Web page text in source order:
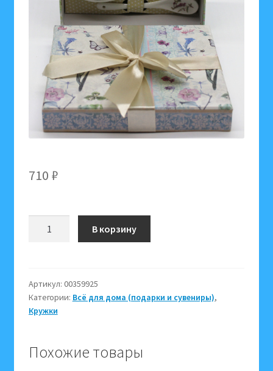
710 ₽
2005M
кружка,
ложка,
подарочной
В корзину
Артикул: 00359925
Категории: Всё для дома (подарки и сувениры),
Кружки
Похожие товары